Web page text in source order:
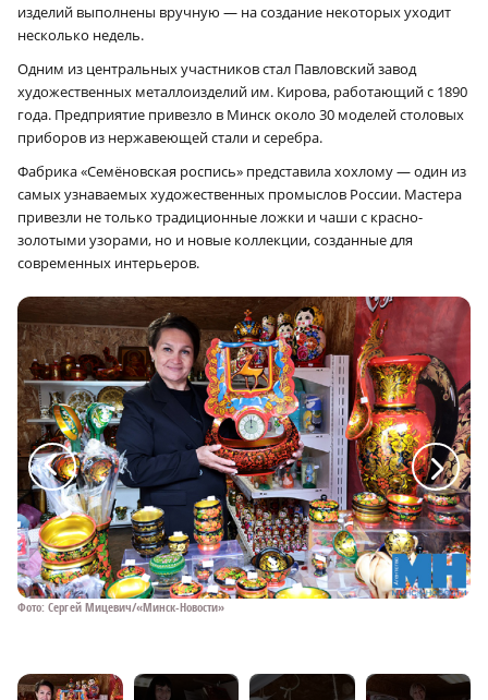
изделий выполнены вручную — на создание некоторых уходит
несколько недель.
Одним из центральных участников стал Павловский завод
художественных металлоизделий им. Кирова, работающий с 1890
года. Предприятие привезло в Минск около 30 моделей столовых
приборов из нержавеющей стали и серебра.
Фабрика «Семёновская роспись» представила хохлому — один из
самых узнаваемых художественных промыслов России. Мастера
привезли не только традиционные ложки и чаши с красно-
золотыми узорами, но и новые коллекции, созданные для
современных интерьеров.
Фото: Сергей Мицевич/«Минск-Новости»
a a